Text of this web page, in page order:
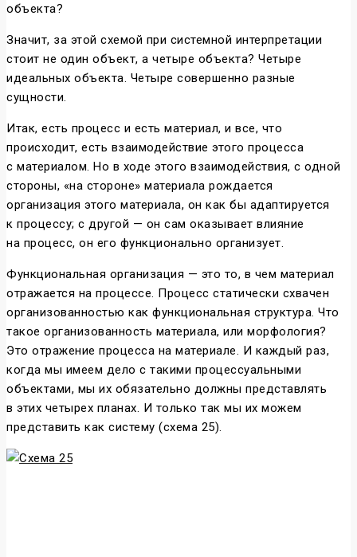
объекта?
Значит, за этой схемой при системной интерпретации
стоит не один объект, а четыре объекта? Четыре
идеальных объекта. Четыре совершенно разные
сущности.
Итак, есть процесс и есть материал, и все, что
происходит, есть взаимодействие этого процесса
с материалом. Но в ходе этого взаимодействия, с одной
стороны, «на стороне» материала рождается
организация этого материала, он как бы адаптируется
к процессу; с другой — он сам оказывает влияние
на процесс, он его функционально организует.
Функциональная организация — это то, в чем материал
отражается на процессе. Процесс статически схвачен
организованностью как функциональная структура. Что
такое организованность материала, или морфология?
Это отражение процесса на материале. И каждый раз,
когда мы имеем дело с такими процессуальными
объектами, мы их обязательно должны представлять
в этих четырех планах. И только так мы их можем
представить как систему (схема 25).